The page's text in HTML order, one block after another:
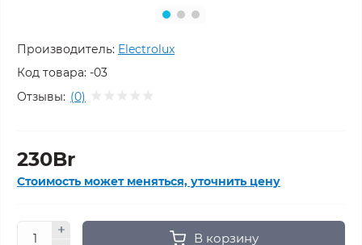
Производитель: Electrolux
Код товара: -03
Отзывы: (0)
230Br
Стоимость может меняться, уточнить цену
В корзину